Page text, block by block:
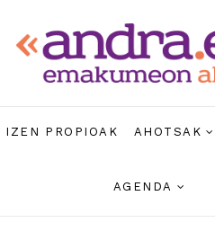
IZEN PROPIOAK AHOTSAK
AGENDA